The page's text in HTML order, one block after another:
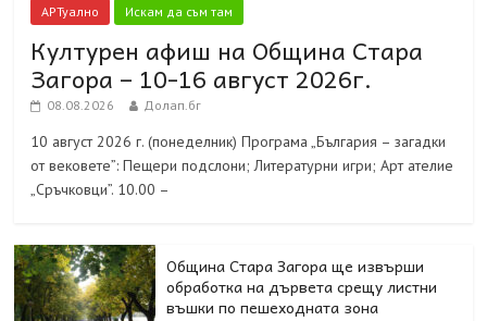
АРТуално Искам да съм там
Културен афиш на Община Стара
Загора – 10-16 август 2026г.
08.08.2026 Долап.бг
10 август 2026 г. (понеделник) Програма „България – загадки
от вековете”: Пещери подслони; Литературни игри; Арт ателие
„Сръчковци”. 10.00 –
Община Стара Загора ще извърши
обработка на дървета срещу листни
въшки по пешеходната зона